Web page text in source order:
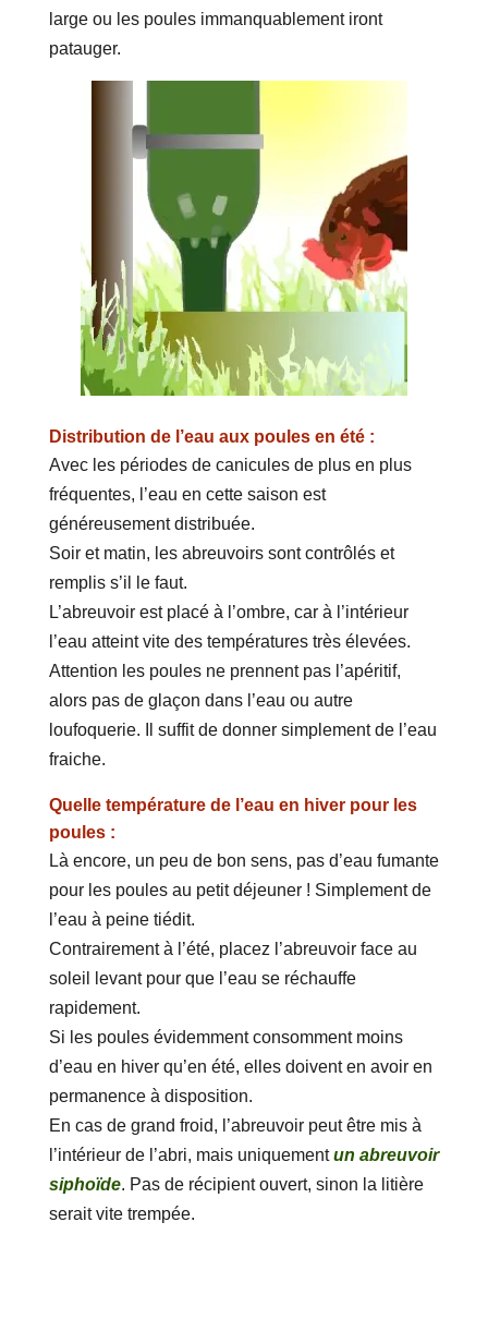
large ou les poules immanquablement iront
patauger.
Distribution de l’eau aux poules en été :
Avec les périodes de canicules de plus en plus
fréquentes, l’eau en cette saison est
généreusement distribuée.
Soir et matin, les abreuvoirs sont contrôlés et
remplis s’il le faut.
L’abreuvoir est placé à l’ombre, car à l’intérieur
l’eau atteint vite des températures très élevées.
Attention les poules ne prennent pas l’apéritif,
alors pas de glaçon dans l’eau ou autre
loufoquerie. Il suffit de donner simplement de l’eau
fraiche.
Quelle température de l’eau en hiver pour les
poules :
Là encore, un peu de bon sens, pas d’eau fumante
pour les poules au petit déjeuner ! Simplement de
l’eau à peine tiédit.
Contrairement à l’été, placez l’abreuvoir face au
soleil levant pour que l’eau se réchauffe
rapidement.
Si les poules évidemment consomment moins
d’eau en hiver qu’en été, elles doivent en avoir en
permanence à disposition.
En cas de grand froid, l’abreuvoir peut être mis à
l’intérieur de l’abri, mais uniquementun abreuvoir
siphoïde. Pas de récipient ouvert, sinon la litière
serait vite trempée.